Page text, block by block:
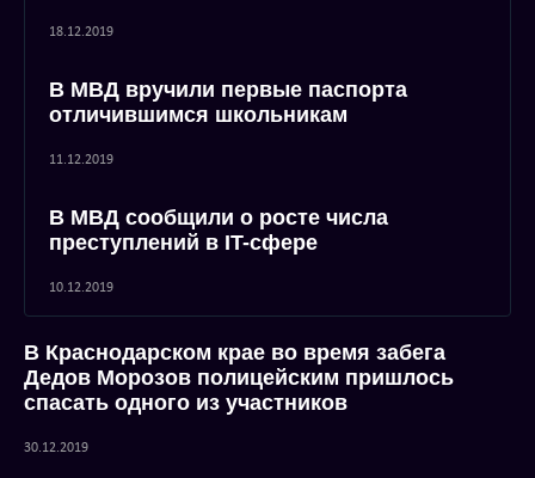
18.12.2019
В МВД вручили первые паспорта
отличившимся школьникам
11.12.2019
В МВД сообщили о росте числа
преступлений в IT-сфере
10.12.2019
В Краснодарском крае во время забега
Дедов Морозов полицейским пришлось
спасать одного из участников
30.12.2019